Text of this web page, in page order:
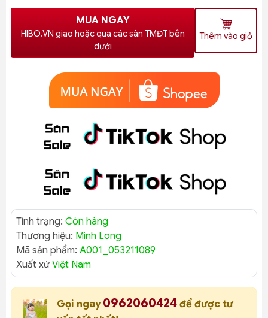
MUA NGAY
HIBO.VN giao hoặc qua các sàn TMĐT bên
dưới
Thêm vào giỏ
Tình trạng: Còn hàng
Thương hiệu: Minh Long
Mã sản phẩm: A001_053211089
Xuất xứ Việt Nam
Gọi ngay 0962060424 để được tư